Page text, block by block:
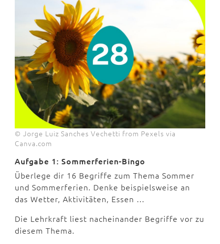
© Jorge Luiz Sanches Vechetti from Pexels via
Canva.com
Aufgabe 1: Sommerferien-Bingo
Überlege dir 16 Begriffe zum Thema Sommer
und Sommerferien. Denke beispielsweise an
das Wetter, Aktivitäten, Essen …
Die Lehrkraft liest nacheinander Begriffe vor zu
diesem Thema.